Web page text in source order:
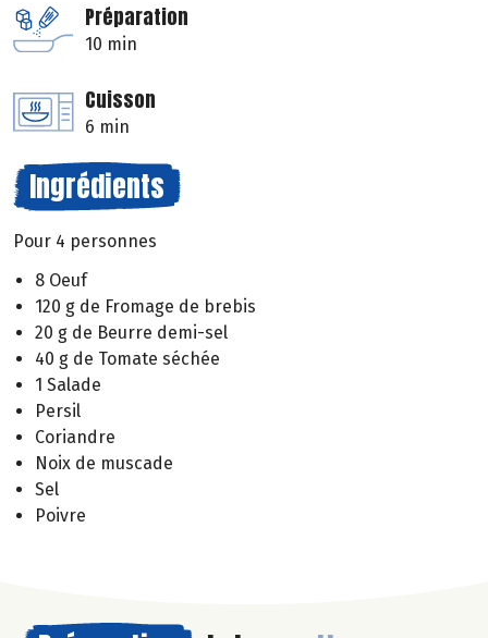
Préparation
10 min
Cuisson
6 min
Ingrédients
Pour 4 personnes
8 Oeuf
120 g de Fromage de brebis
20 g de Beurre demi-sel
40 g de Tomate séchée
1 Salade
Persil
Coriandre
Noix de muscade
Sel
Poivre